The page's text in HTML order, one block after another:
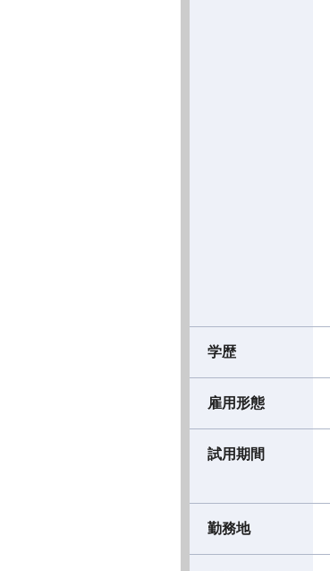
学歴
雇用形態
試用期間
勤務地